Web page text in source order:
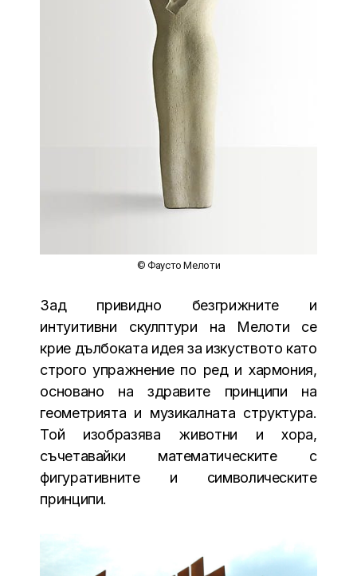
© Фаусто Мелоти
Зад привидно безгрижните и
интуитивни скулптури на Мелоти се
крие дълбоката идея за изкуството като
строго упражнение по ред и хармония,
основано на здравите принципи на
геометрията и музикалната структура.
Той изобразява животни и хора,
съчетавайки математическите с
фигуративните и символическите
принципи.